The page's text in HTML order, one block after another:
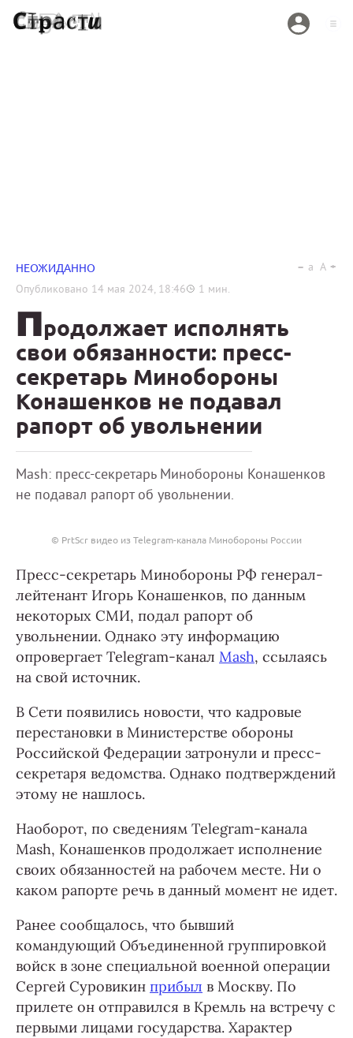
НЕОЖИДАННО
Опубликовано 14 мая 2024, 18:46 1 мин.
a A
Продолжает исполнять
свои обязанности: пресс-
секретарь Минобороны
Конашенков не подавал
рапорт об увольнении
Mash: пресс-секретарь Минобороны Конашенков
не подавал рапорт об увольнении.
© PrtScr видео из Telegram-канала Минобороны России
Пресс-секретарь Минобороны РФ генерал-
лейтенант Игорь Конашенков, по данным
некоторых СМИ, подал рапорт об
увольнении. Однако эту информацию
опровергает Telegram-канал Mash, ссылаясь
на свой источник.
В Сети появились новости, что кадровые
перестановки в Министерстве обороны
Российской Федерации затронули и пресс-
секретаря ведомства. Однако подтверждений
этому не нашлось.
Наоборот, по сведениям Telegram-канала
Mash, Конашенков продолжает исполнение
своих обязанностей на рабочем месте. Ни о
каком рапорте речь в данный момент не идет.
Ранее сообщалось, что бывший
командующий Объединенной группировкой
войск в зоне специальной военной операции
Сергей Суровикин прибыл в Москву. По
прилете он отправился в Кремль на встречу с
первыми лицами государства. Характер